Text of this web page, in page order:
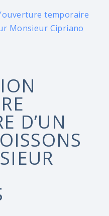
temporaire
Monsieur Cipriano
D’UN